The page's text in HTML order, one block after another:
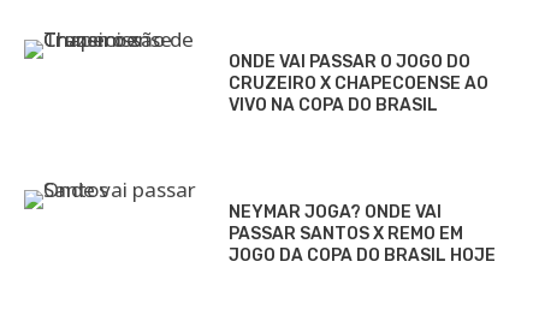
ONDE VAI PASSAR O JOGO DO
CRUZEIRO X CHAPECOENSE AO
VIVO NA COPA DO BRASIL
NEYMAR JOGA? ONDE VAI
PASSAR SANTOS X REMO EM
JOGO DA COPA DO BRASIL HOJE